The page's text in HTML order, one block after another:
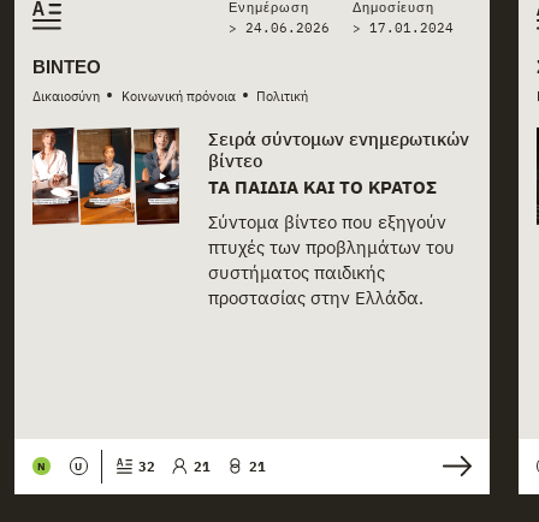
ΒΊΝΤΕΟ
Δικαιοσύνη • Κοινωνική πρόνοια • Πολιτική
Ενημέρωση
> 24.06.2026
Δημοσίευση
> 17.01.2024
Σειρά σύντομων ενημερωτικών
βίντεο
ΤΑ ΠΑΙΔΙΆ ΚΑΙ ΤΟ ΚΡΆΤΟΣ
Σύντομα βίντεο που εξηγούν
πτυχές των προβλημάτων του
συστήματος παιδικής
προστασίας στην Ελλάδα.
N U 32 21 21